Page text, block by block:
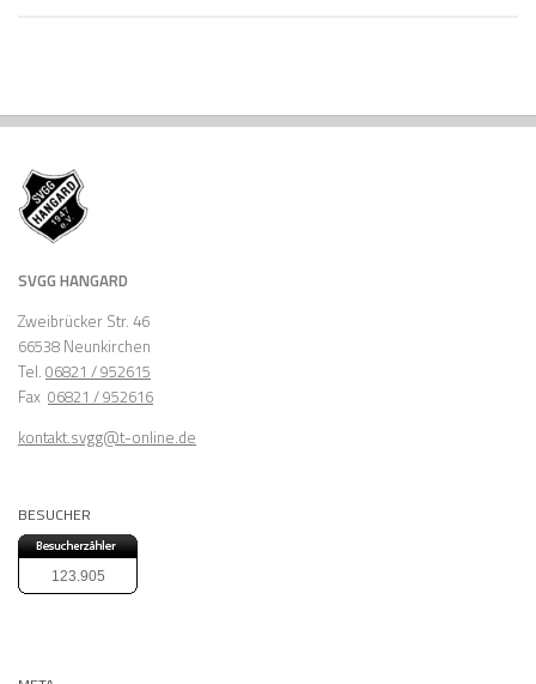
SVGG HANGARD
Zweibrücker Str. 46
66538 Neunkirchen
Tel. 06821 / 952615
Fax 06821 / 952616
kontakt.svgg@t-online.de
BESUCHER
123.905